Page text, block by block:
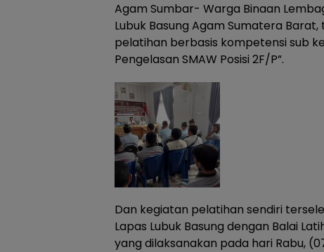
Agam Sumbar- Warga Binaan
Lubuk Basung Agam Sumatera
pelatihan berbasis kompetensi sub
Pengelasan SMAW Posisi 2F/P”.
Dan kegiatan pelatihan sendiri
Lapas Lubuk Basung dengan Balai
yang dilaksanakan pada hari Rabu,